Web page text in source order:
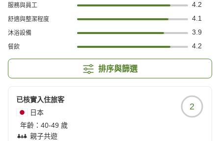
服務與員工 4.2
舒適與整潔程度 4.1
沐浴設備 3.9
餐飲 4.2
排序與篩選
已核實入住旅客
日本
年齡： 40-49 歲
親子共遊
2